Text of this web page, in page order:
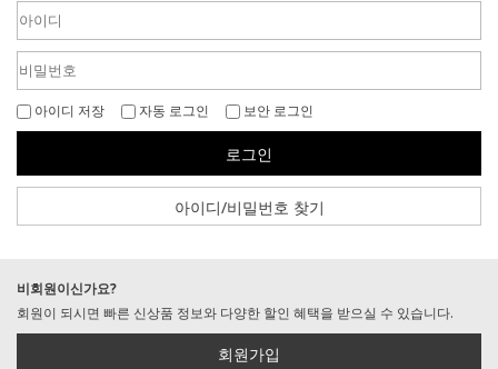
아이디 저장 자동 로그인 보안 로그인
로그인
아이디/비밀번호 찾기
비회원이신가요?
회원이 되시면 빠른 신상품 정보와 다양한 할인 혜택을 받으실 수 있습니다.
회원가입